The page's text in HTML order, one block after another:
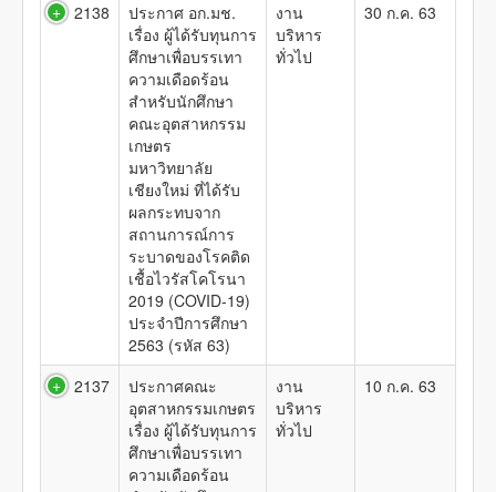
2138
ประกาศ อก.มช.
เรื่อง ผู้ได้รับทุนการ
ศึกษาเพื่อบรรเทา
ความเดือดร้อน
สำหรับนักศึกษา
คณะอุตสาหกรรม
เกษตร
มหาวิทยาลัย
เชียงใหม่ ที่ได้รับ
ผลกระทบจาก
สถานการณ์การ
ระบาดของโรคติด
เชื้อไวรัสโคโรนา
2019 (COVID-19)
ประจำปีการศึกษา
2563 (รหัส 63)
งาน
บริหาร
ทั่วไป
30 ก.ค. 63
2137
ประกาศคณะ
อุตสาหกรรมเกษตร
เรื่อง ผู้ได้รับทุนการ
ศึกษาเพื่อบรรเทา
ความเดือดร้อน
งาน
บริหาร
ทั่วไป
10 ก.ค. 63